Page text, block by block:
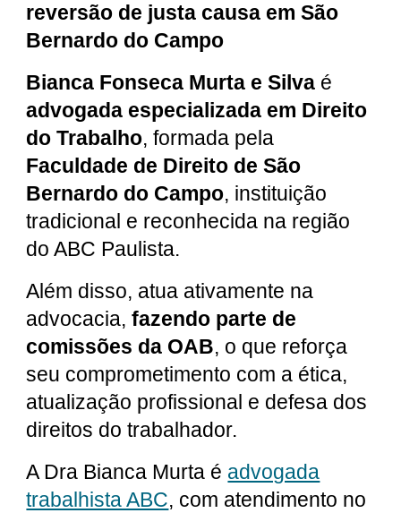
reversão de justa causa em São
Bernardo do Campo
Bianca Fonseca Murta e Silva é
advogada especializada em Direito
do Trabalho, formada pela
Faculdade de Direito de São
Bernardo do Campo, instituição
tradicional e reconhecida na região
do ABC Paulista.
Além disso, atua ativamente na
advocacia,fazendo parte de
comissões da OAB, o que reforça
seu comprometimento com a ética,
atualização profissional e defesa dos
direitos do trabalhador.
A Dra Bianca Murta é advogada
trabalhista ABC, com atendimento no